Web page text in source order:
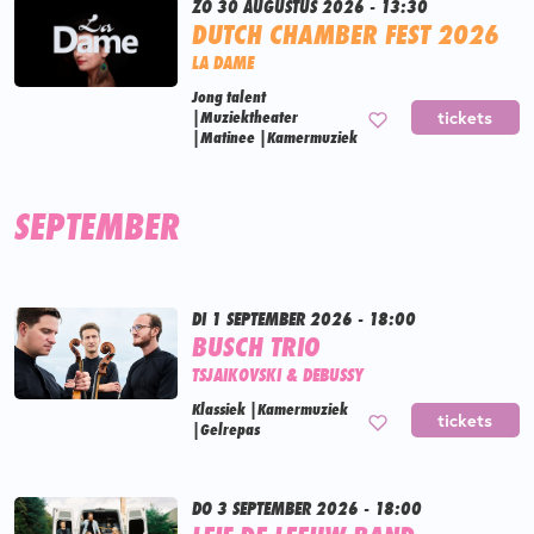
ZO 30 AUGUSTUS 2026 - 13:30
DUTCH CHAMBER FEST 2026
LA DAME
Jong talent
|Muziektheater
|Matinee |Kamermuziek
tickets
SEPTEMBER
DI 1 SEPTEMBER 2026 - 18:00
BUSCH TRIO
TSJAIKOVSKI & DEBUSSY
Klassiek |Kamermuziek
|Gelrepas tickets
DO 3 SEPTEMBER 2026 - 18:00